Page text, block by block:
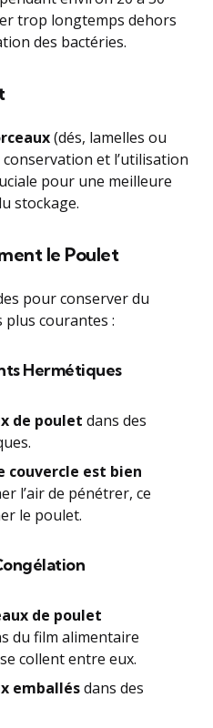
trop longtemps dehors
des bactéries.
(dés, lamelles ou
et l’utilisation
pour une meilleure
stockage.
le Poulet
pour conserver du
plus courantes :
Hermétiques
de poulet dans des
couvercle est bien
l’air de pénétrer, ce
le poulet.
de poulet
du film alimentaire
collent entre eux.
emballésdans des